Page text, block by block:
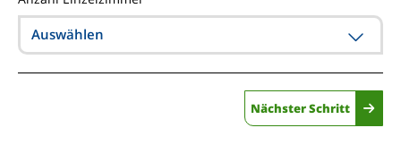
Auswählen
Nächster Schritt